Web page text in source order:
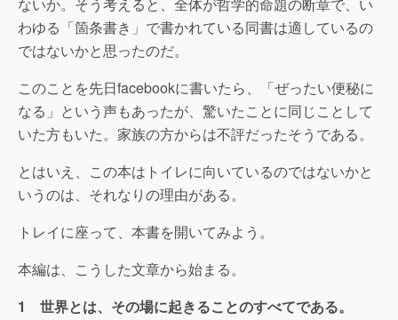
わゆる「箇条書き」で書かれている同書は適しているの
ではないかと思ったのだ。
このことを先日facebookに書いたら、「ぜったい便秘に
なる」という声もあったが、驚いたことに同じことして
いた方もいた。家族の方からは不評だったそうである。
とはいえ、この本はトイレに向いているのではないかと
いうのは、それなりの理由がある。
トレイに座って、本書を開いてみよう。
本編は、こうした文章から始まる。
1 世界とは、その場に起きることのすべてである。